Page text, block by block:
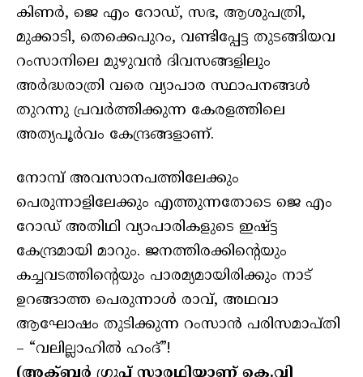
കിണർ, ജെ എം റോഡ്, സഭ, ആശുപത്രി,
മുക്കാടി, തെക്കെപുറം, വണ്ടിപ്പേട്ട തുടങ്ങിയവ
റംസാനിലെ മുഴുവന്‍ ദിവസങ്ങളിലും
അര്‍ദ്ധരാത്രി വരെ വ്യാപാര സ്ഥാപനങ്ങള്‍
തുറന്നു പ്രവര്‍ത്തിക്കുന്ന കേരളത്തിലെ
അത്യപൂർവം കേന്ദ്രങ്ങളാണ്.
നോമ്പ് അവസാനപത്തിലേക്കും
പെരുന്നാളിലേക്കും എത്തുന്നതോടെ ജെ എം
റോഡ് അതിഥി വ്യാപാരികളുടെ ഇഷ്ട്ട
കേന്ദ്രമായി മാറും. ജനത്തിരക്കിന്റെയും
കച്ചവടത്തിന്റെയും പാരമ്യമായിരിക്കും നാട്
ഉറങ്ങാത്ത പെരുന്നാൾ രാവ്, അഥവാ
ആഘോഷം തുടിക്കുന്ന റംസാൻ പരിസമാപ്തി
– “വലില്ലാഹിൽ ഹംദ്”!
(അക്ബർ ഗ്രൂപ്പ് സാരഥിയാണ് കെ.വി